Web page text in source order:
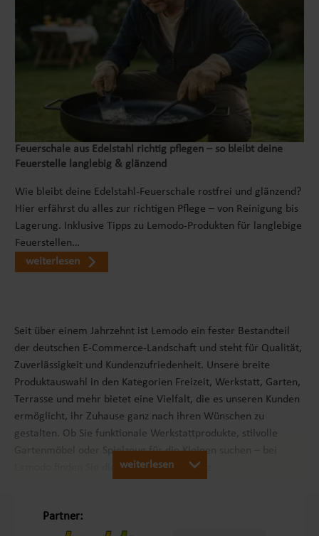
Feuerschale aus Edelstahl richtig pflegen – so bleibt deine
Feuerstelle langlebig & glänzend
Wie bleibt deine Edelstahl-Feuerschale rostfrei und glänzend?
Hier erfährst du alles zur richtigen Pflege – von Reinigung bis
Lagerung. Inklusive Tipps zu Lemodo-Produkten für langlebige
Feuerstellen…
weiterlesen
Seit über einem Jahrzehnt ist Lemodo ein fester Bestandteil
der deutschen E-Commerce-Landschaft und steht für Qualität,
Zuverlässigkeit und Kundenzufriedenheit. Unsere breite
Produktauswahl in den Kategorien Freizeit, Werkstatt, Garten,
Terrasse und mehr bietet eine Vielfalt, die es unseren Kunden
ermöglicht, ihr Zuhause ganz nach ihren Wünschen zu
gestalten. Ob Sie funktionale Werkstattprodukte, stilvolle
Gartenmöbel oder Spielzeug für die Kleinen suchen – bei
Lemodo finden Sie die passenden Produkte.
weiterlesen
Partner: